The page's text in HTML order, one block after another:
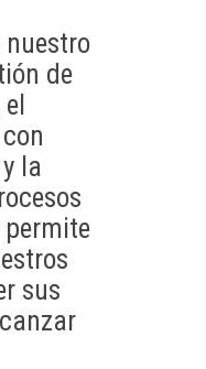
de
la
sus